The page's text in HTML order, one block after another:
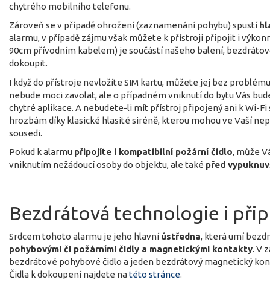
chytrého mobilního telefonu.
Zároveň se v případě ohrožení (zaznamenání pohybu) spustí
alarmu, v případě zájmu však můžete k přístroji připojit i
90cm přívodním kabelem) je součástí našeho balení,
dokoupit.
I když do přístroje nevložíte SIM kartu, můžete jej bez
nebude moci zavolat, ale o případném vniknutí do bytu Vás
chytré aplikace. A nebudete-li mít přístroj připojený ani k Wi-
hrozbám díky klasické hlasité siréně, kterou mohou ve Vaší
sousedi.
Pokud k alarmu připojíte i kompatibilní požární čidlo, může
vniknutím nežádoucí osoby do objektu, ale také před
Bezdrátová technologie i
Srdcem tohoto alarmu je jeho hlavní ústředna, která umí
pohybovými či požárními čidly a magnetickými kontakty. V
bezdrátové pohybové čidlo a jeden bezdrátový magnetický
Čidla k dokoupení najdete natéto stránce.